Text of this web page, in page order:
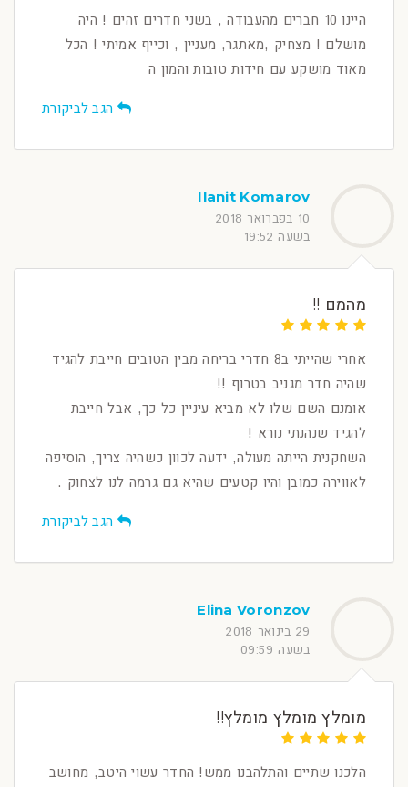
היינו 10 חברים מהעבודה , בשני חדרים זהים ! היה
מושלם ! מצחיק ,מאתגר, מעניין , וכייף אמיתי ! הכל
מאוד מושקע עם חידות טובות והמון ה
הגב לביקורת
Ilanit Komarov
10 בפברואר 2018
בשעה 19:52
מהמם !!
אחרי שהייתי ב8 חדרי בריחה מבין הטובים חייבת להגיד
שהיה חדר מגניב בטרוף !!
אומנם השם שלו לא מביא עיניין כל כך, אבל חייבת
להגיד שנהנתי נורא !
השחקנית הייתה מעולה, ידעה לכוון כשהיה צריך, הוסיפה
לאווירה כמובן והיו קטעים שהיא גם גרמה לנו לצחוק .
הגב לביקורת
Elina Voronzov
29 בינואר 2018
בשעה 09:59
מומלץ מומלץ מומלץ!!
הלכנו שתיים והתלהבנו ממש! החדר עשוי היטב, מחושב